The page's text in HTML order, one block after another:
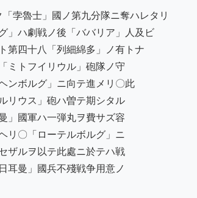
」ハ劇戦ノ後「ババリア」人及ビ
第四十八「列細綿多」ノ有トナ
ミトフイリウル」砲隊ノ守
ンボルグ」ニ向テ進メリ〇此
リウス」砲ハ曽テ期シタル
」國軍ハ一弾丸ヲ費サズ容
リ〇「ローテルボルグ」ニ
ザルヲ以テ此處ニ於テハ戦
耳曼」國兵不殘戦争用意ノ